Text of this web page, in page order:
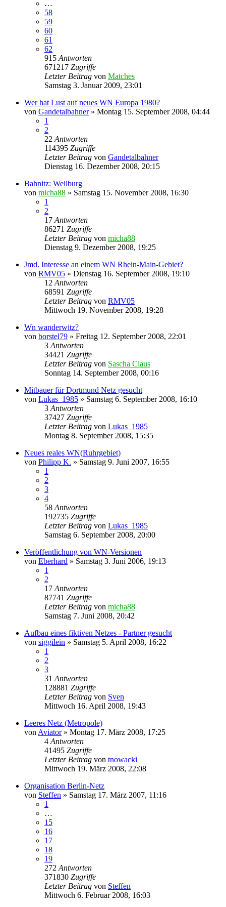
…
58
59
60
61
62
915 Antworten
671217 Zugriffe
Letzter Beitrag von Matches
Samstag 3. Januar 2009, 23:01
Wer hat Lust auf neues WN Europa 1980?
von Gandetalbahner» Montag 15. September 2008, 04:44
1
2
22 Antworten
114395 Zugriffe
Letzter Beitrag von Gandetalbahner
Dienstag 16. Dezember 2008, 20:15
Bahnitz: Weilburg
von micha88 » Samstag 15. November 2008, 16:30
1
2
17 Antworten
86271 Zugriffe
Letzter Beitrag von micha88
Dienstag 9. Dezember 2008, 19:25
Jmd. Interesse an einem WN Rhein-Main-Gebiet?
von RMV05 » Dienstag 16. September 2008, 19:10
12 Antworten
68591 Zugriffe
Letzter Beitrag von RMV05
Mittwoch 19. November 2008, 19:28
Wn wanderwitz?
von borstel79 » Freitag 12. September 2008, 22:01
3 Antworten
34421 Zugriffe
Letzter Beitrag von Sascha Claus
Sonntag 14. September 2008, 00:16
Mitbauer für Dortmund Netz gesucht
von Lukas_1985 » Samstag 6. September 2008, 16:10
3 Antworten
37427 Zugriffe
Letzter Beitrag von Lukas_1985
Montag 8. September 2008, 15:35
Neues reales WN(Ruhrgebiet)
von Philipp K. » Samstag 9. Juni 2007, 16:55
1
2
3
4
58 Antworten
192735 Zugriffe
Letzter Beitrag von Lukas_1985
Samstag 6. September 2008, 20:00
Veröffentlichung von WN-Versionen
von Eberhard » Samstag 3. Juni 2006, 19:13
1
2
17 Antworten
87741 Zugriffe
Letzter Beitrag von micha88
Samstag 7. Juni 2008, 20:42
Aufbau eines fiktiven Netzes - Partner gesucht
von siggilein » Samstag 5. April 2008, 16:22
1
2
3
31 Antworten
128881 Zugriffe
Letzter Beitrag von Sven
Mittwoch 16. April 2008, 19:43
Leeres Netz (Metropole)
von Aviator» Montag 17. März 2008, 17:25
4 Antworten
41495 Zugriffe
Letzter Beitrag von tnowacki
Mittwoch 19. März 2008, 22:08
Organisation Berlin-Netz
von Steffen » Samstag 17. März 2007, 11:16
1
…
15
16
17
18
19
272 Antworten
371830 Zugriffe
Letzter Beitrag von Steffen
Mittwoch 6. Februar 2008, 16:03